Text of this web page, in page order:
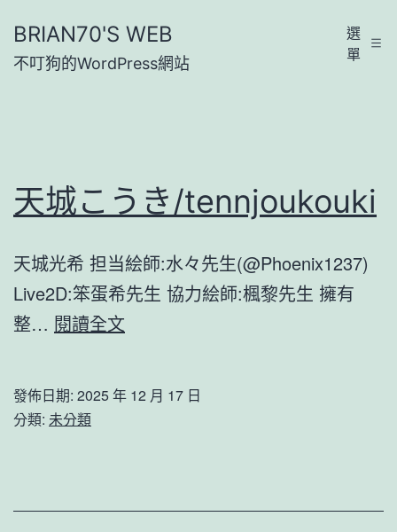
至
主
BRIAN70'S WEB
不叮狗的WordPress網站
選
單
天城こうき/tennjoukouki
天城光希 担当絵師:水々先生(@Phoenix1237)
Live2D:笨蛋希先生 協力絵師:楓黎先生 擁有
整… 閱讀全文
發佈日期: 2025 年 12 月 17 日
分類: 未分類